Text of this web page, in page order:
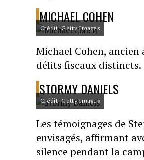
MICHAEL COHEN
Crédit: Getty Images
Michael Cohen,
délits fiscaux distincts.
STORMY DANIELS
Crédit: Getty Images
Les témoignages de
envisagés, affirmant
silence pendant la